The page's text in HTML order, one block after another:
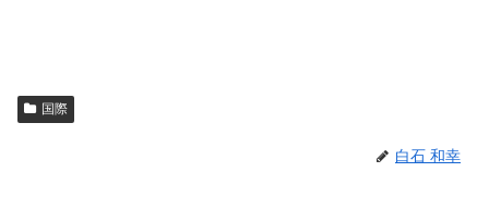
国際
白石 和幸